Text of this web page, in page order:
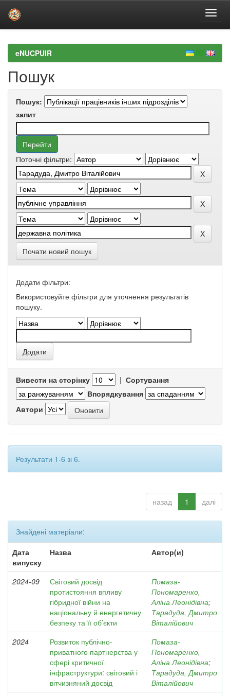
navigationeNUCPUIR
Пошук
Пошук:
запит
Поточні фільтри:
Почати новий пошук
Додати фільтри:
Використовуйте фільтри для уточнення результатів
пошуку.
Вивести на сторінку | Сортування
Впорядкування
Автори
Результати 1-6 зі 6.
назад 1 далі
Знайдені матеріали:
Дата
випуску
Назва Автор(и)
2024-09
Світовий досвід
протистояння впливу
гібридної війни на
національну й енергетичну
безпеку та її об’єкти
Помаза-
Пономаренко,
Аліна Леонідівна;
Тарадуда, Дмитро
Віталійович
2024
Розвиток публічно-
приватного партнерства у
сфері критичної
інфраструктури: світовий і
вітчизняний досвід
Помаза-
Пономаренко,
Аліна Леонідівна;
Тарадуда, Дмитро
Віталійович